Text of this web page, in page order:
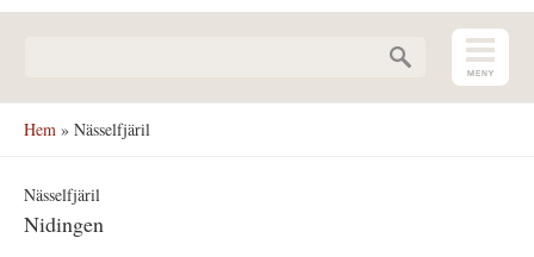
Hem » Nässelfjäril
Nässelfjäril
Nidingen